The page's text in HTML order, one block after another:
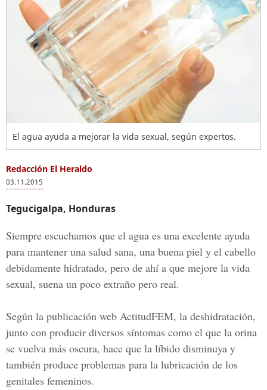
El agua ayuda a mejorar la vida sexual, según expertos.
Redacción El Heraldo
03.11.2015
Tegucigalpa, Honduras
Siempre escuchamos que el agua es una excelente ayuda
para mantener una salud sana, una buena piel y el cabello
debidamente hidratado, pero de ahí a que mejore la vida
sexual, suena un poco extraño pero real.
Según la publicación web ActitudFEM, la deshidratación,
junto con producir diversos síntomas como el que la orina
se vuelva más oscura, hace que la líbido disminuya y
también produce problemas para la lubricación de los
genitales femeninos.